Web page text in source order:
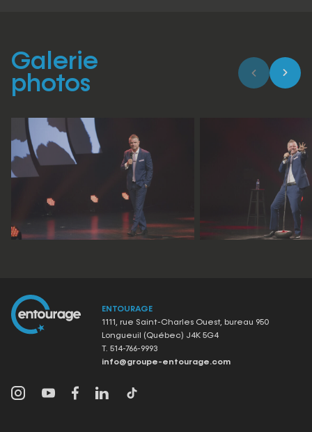
Galerie
photos
ENTOURAGE
1111, rue Saint-Charles Ouest, bureau 950
Longueuil (Québec) J4K 5G4
T. 514-766-9993
info@groupe-entourage.com